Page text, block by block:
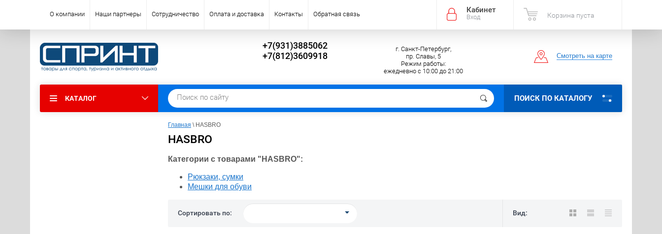
Кабинет
Вход Корзина пуста
О компании Наши партнеры Сотрудничество Оплата и доставка Контакты Обратная связь
+7(931)3885062
+7(812)3609918
г. Санкт-Петербург,
пр. Славы, 5
Режим работы:
ежедневно с 10:00 до 21:00
Смотреть на карте
КАТАЛОГ ПОИСК ПО КАТАЛОГУ
Главная \ HASBRO
HASBRO
Категории с товарами "HASBRO":
Рюкзаки, сумки
Мешки для обуви
Сортировать по: Вид: